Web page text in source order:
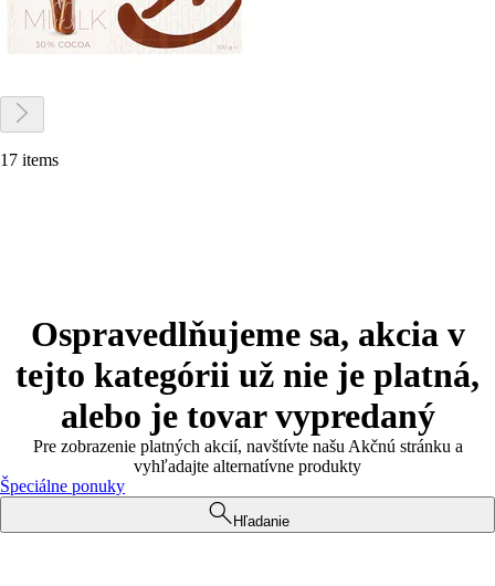
17 items
Ospravedlňujeme sa, akcia v
tejto kategórii už nie je platná,
alebo je tovar vypredaný
Pre zobrazenie platných akcií, navštívte našu Akčnú stránku a
vyhľadajte alternatívne produkty
Špeciálne ponuky
Hľadanie